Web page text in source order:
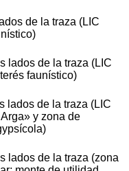
de la traza (LIC
lados de la traza (LIC
faunístico)
lados de la traza (LIC
y zona de
lados de la traza (zona